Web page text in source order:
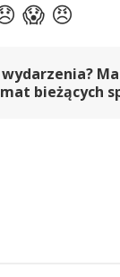
bieżących